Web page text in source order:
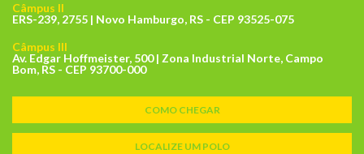
Câmpus II
ERS-239, 2755 | Novo Hamburgo, RS - CEP 93525-075
Câmpus III
Av. Edgar Hoffmeister, 500 | Zona Industrial Norte, Campo
Bom, RS - CEP 93700-000
COMO CHEGAR
LOCALIZE UM POLO